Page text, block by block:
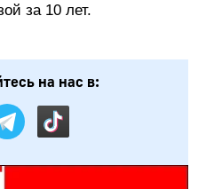
за 10 лет.
на нас в: